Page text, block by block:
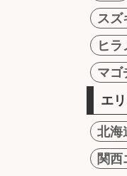
スズ
ヒラ
マゴ
エ
北海
関西